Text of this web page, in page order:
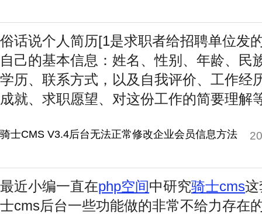
俗话说个人简历[1是求职者给招聘单位发
自己的基本信息：姓名、性别、年龄、民
学历、联系方式，以及自我评价、工作经
成就、求职愿望、对这份工作的简要理解
骑士CMS V3.4后台无法正常修改企业会员信息方法
最近小编一直在php空间中研究骑士cms这
士cms后台一些功能做的非常不给力存在